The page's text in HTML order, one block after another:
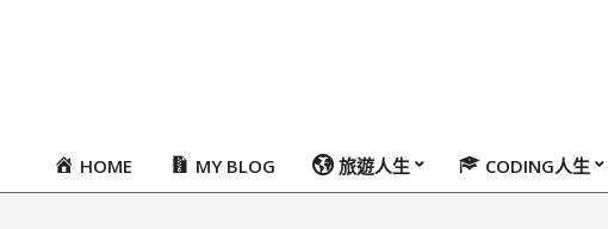
PrimaryHOME MY BLOG 旅遊人生 CODING人生